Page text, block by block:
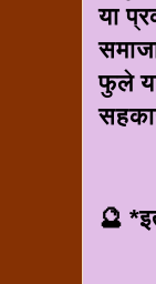
या
फुले
🔮